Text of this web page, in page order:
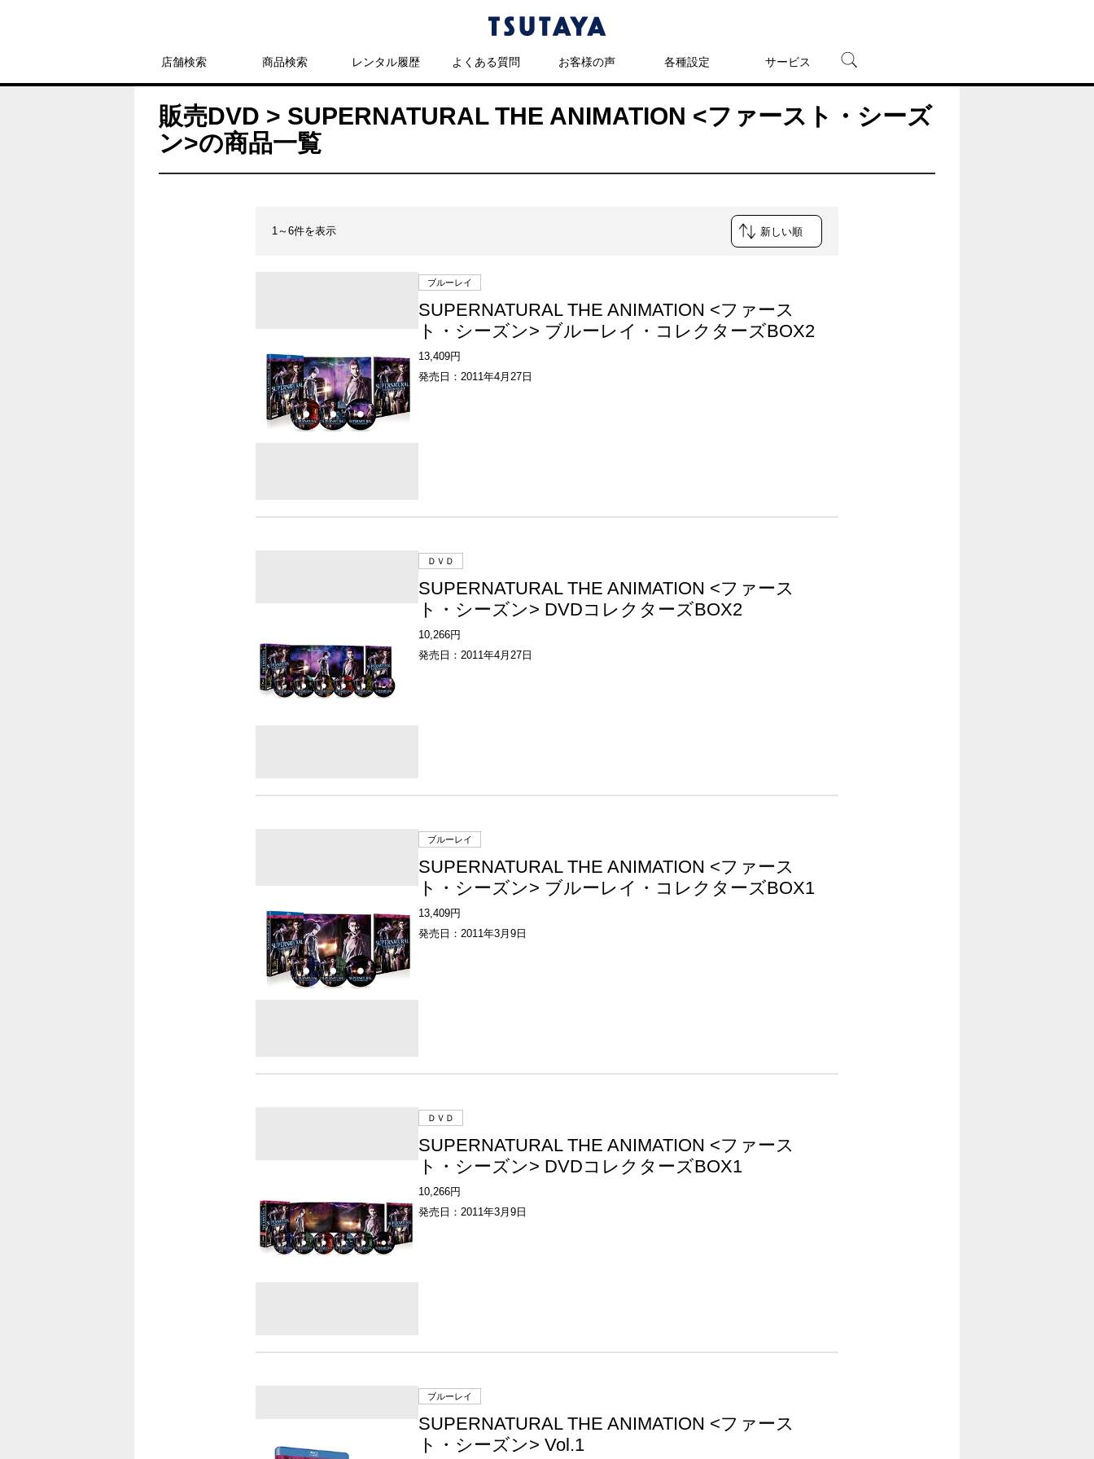
店舗検索 商品検索 レンタル履歴 よくある質問 お客様の声 各種設定 サービス
宅配レンタル
オンラインゲーム
蔦屋書店
販売DVD > SUPERNATURAL THE ANIMATION <ファースト・シーズ
ン>の商品一覧
1～6件を表示
ブルーレイ
SUPERNATURAL THE ANIMATION <ファース
ト・シーズン> ブルーレイ・コレクターズBOX2
13,409円
発売日：2011年4月27日
ＤＶＤ
SUPERNATURAL THE ANIMATION <ファース
ト・シーズン> DVDコレクターズBOX2
10,266円
発売日：2011年4月27日
ブルーレイ
SUPERNATURAL THE ANIMATION <ファース
ト・シーズン> ブルーレイ・コレクターズBOX1
13,409円
発売日：2011年3月9日
ＤＶＤ
SUPERNATURAL THE ANIMATION <ファース
ト・シーズン> DVDコレクターズBOX1
10,266円
発売日：2011年3月9日
ブルーレイ
SUPERNATURAL THE ANIMATION <ファース
ト・シーズン> Vol.1